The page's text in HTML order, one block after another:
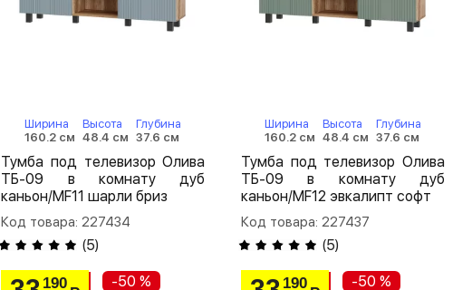
Ширина
160.2 см
Высота
48.4 см
Глубина
37.6 см
Тумба под телевизор Олива
ТБ-09 в комнату дуб
каньон/MF11 шарли бриз
Код товара: 227434
(5)
190
-50 %
Ширина
160.2 см
Высота
48.4 см
Глубина
37.6 см
Тумба под телевизор Олива
ТБ-09 в комнату дуб
каньон/MF12 эвкалипт софт
Код товара: 227437
(5)
190
-50 %